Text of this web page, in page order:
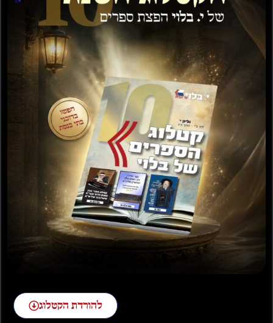
מבצע!
השכן והחניה – הרב
פיירמן
₪20.00
₪12.00
הוספה לסל
מבצע!
חיכיתי לך – הרב פיירמן
₪20.00
₪12.00
הוספה לסל
להורדת הקטלוג